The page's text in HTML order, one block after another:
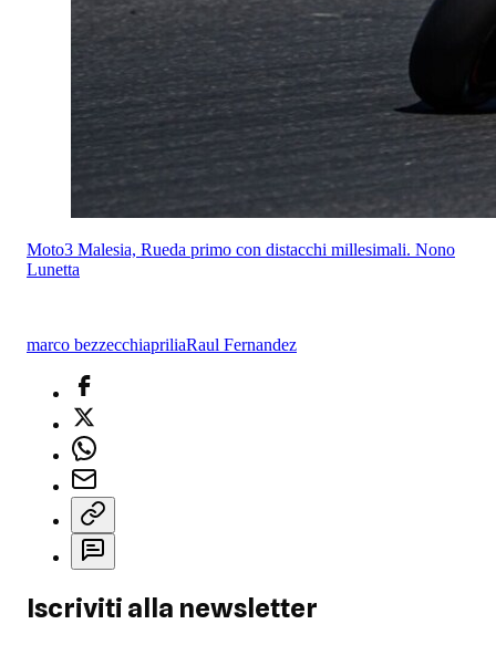
Moto3 Malesia, Rueda primo con distacchi millesimali. Nono
Lunetta
marco bezzecchiapriliaRaul Fernandez
Iscriviti alla newsletter